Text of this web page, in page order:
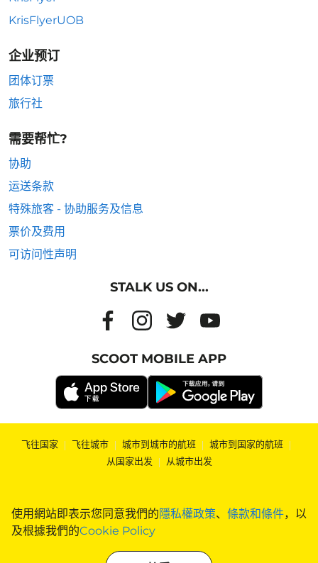
使用網站即表示您同意我們的隱私權政策、 條款和條件，以
及根據我們的Cookie Policy
KrisFlyerUOB
企业预订
团体订票
旅行社
需要帮忙?
协助
运送条款
特殊旅客 - 协助服务及信息
票价及费用
可访问性声明
STALK US ON...
SCOOT MOBILE APP
飞往国家 | 飞往城市 | 城市到城市的航班 | 城市到国家的航班 |
从国家出发 | 从城市出发